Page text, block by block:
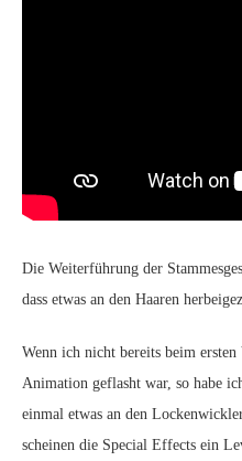
Die Weiterführung der
dass etwas an den Haaren
Wenn ich nicht bereits beim
Animation geflasht war, so habe
einmal etwas an den
scheinen die Special Effects ein